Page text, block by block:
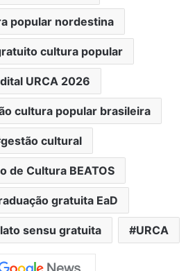
popular nordestina
cultura popular
URCA 2026
cultura popular brasileira
gestão cultural
de Cultura BEATOS
gratuita EaD
sensu gratuita URCA